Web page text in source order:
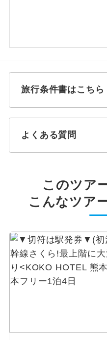
旅行条件書はこちら
よくある質問
このツア
こんなツア